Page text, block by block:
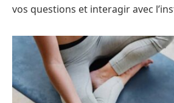
vos questions et interagir avec